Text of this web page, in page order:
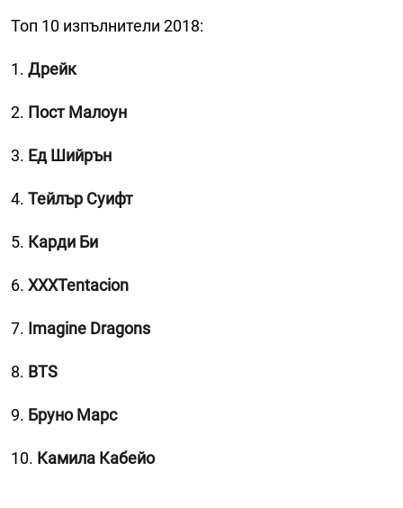
Топ 10 изпълнители 2018:
1. Дрейк
2. Пост Малоун
3. Ед Шийрън
4. Тейлър Суифт
5. Карди Би
6. XXXTentacion
7. Imagine Dragons
8. BTS
9. Бруно Марс
10. Камила Кабейо